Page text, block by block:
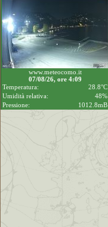
www.meteocomo.it
07/08/26, ore 4:09
Temperatura:
28.8°C
Umidità relativa:
48%
Pressione:
1012.8mB